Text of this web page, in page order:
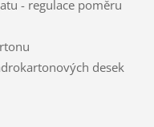
- regulace poměru
desek